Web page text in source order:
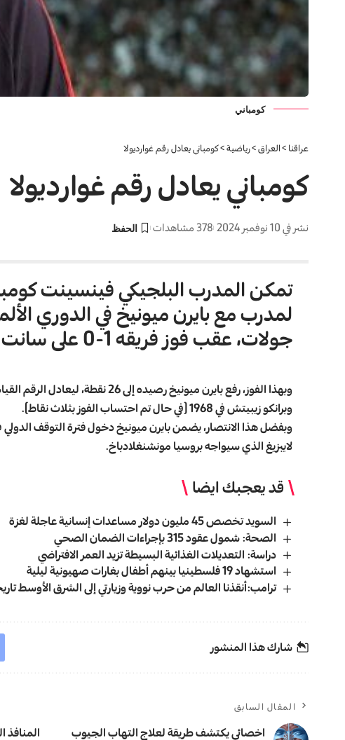
كومباني
عراقنا >العراق>رياضية>كومباني يعادل رقم غوارديولا
كومباني يعادل رقم غوارديولا
نشر في 10 نوفمبر 2024 378 مشاهدات
تمكن المدرب البلجيكي فينسينت
جولات، عقب فوز فريقه 1-0 على سانت باولي
وبرانكو زيبيتش في 1968 (في حال تم احتساب الفوز بثلاث نقاط)
.
وبفضل هذا الانتصار، يضمن بايرن ميونيخ دخول فترة التوقف
لايبزيغ الذي سيواجه بروسيا مونشنغلادباخ.
قد يعجبك ايضا
السويد تخصص 45 مليون دولار مساعدات إنسانية عاجلة لغزة
الصحة: شمول عقود 315 بإجراءات الضمان الصحي
دراسة: التعديلات الغذائية البسيطة تزيد العمر الافتراضي
استشهاد 19 فلسطينيا بينهم أطفال بغارات صهيونية ليلية
ترامب:أنقذنا العالم من حرب نووية وزيارتي إلى الشرق الأوسط
شارك هذا المنشور
المقال السابق
اخصائي يكتشف طريقة لعلاج التهاب الجيوب